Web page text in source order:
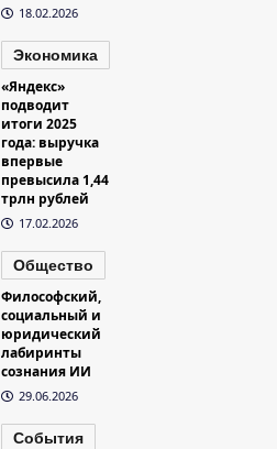
18.02.2026
Экономика
«Яндекс»
подводит
итоги 2025
года: выручка
впервые
превысила 1,44
трлн рублей
17.02.2026
Общество
Философский,
социальный и
юридический
лабиринты
сознания ИИ
29.06.2026
События